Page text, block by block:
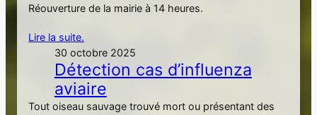
Réouverture de la mairie à 14 heures.
Lire la suite.
30 octobre 2025
Détection cas d’influenza
aviaire
Tout oiseau sauvage trouvé mort ou présentant des